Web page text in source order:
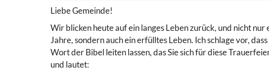
Liebe Gemeinde!
Wir blicken heute auf ein langes Leben zurück, und nicht nur
Jahre, sondern auch ein erfülltes Leben. Ich schlage vor,
Wort der Bibel leiten lassen, das Sie sich für diese
und lautet: